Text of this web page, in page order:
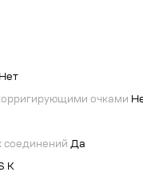
Нет
очками
соединений Да
K